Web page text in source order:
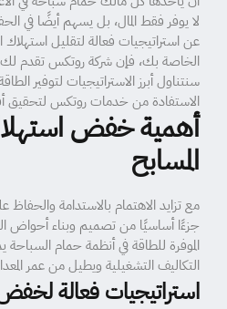
لا يوفر فقط المال، بل يسهم أيضًا في
عن استراتيجيات فعالة لتقليل
الخاصة بك، فإن شركة روتكس تقدم لك
سنتناول أبرز الاستراتيجيات لتوفير
الاستفادة من خدمات روتكس لتحقيق
أهمية خفض
المسابح
مع تزايد الاهتمام بالاستدامة والحفاظ
جزءًا أساسيًا من تصميم وبناء أحواض
الموفرة للطاقة في أنظمة حمام
التكاليف التشغيلية ويطيل من عمر
استراتيجيات فعالة